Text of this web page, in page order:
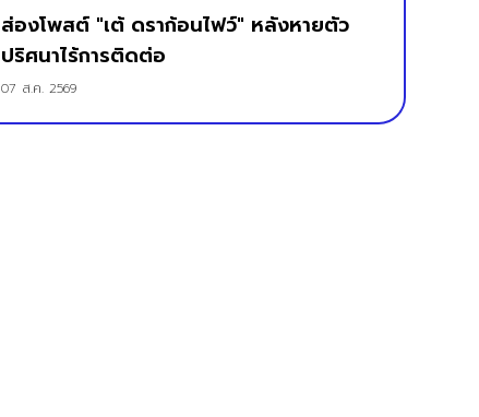
ส่องโพสต์ "เต้ ดราก้อนไฟว์" หลังหายตัว
ปริศนาไร้การติดต่อ
07 ส.ค. 2569